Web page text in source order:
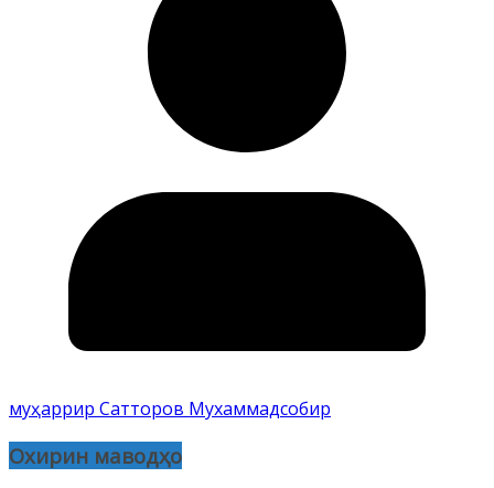
муҳаррир Сатторов Мухаммадсобир
Охирин маводҳо